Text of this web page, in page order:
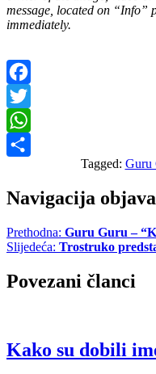
message, located on “Info”
immediately.
Facebook
Twitter
WhatsApp
Tagged: Guru
Navigacija objava
Prethodna: Guru Guru –
Slijedeća: Trostruko
Povezani članci
Kako su dobili